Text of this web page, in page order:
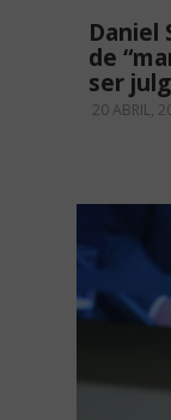
Daniel
de
ser
20 ABRIL,